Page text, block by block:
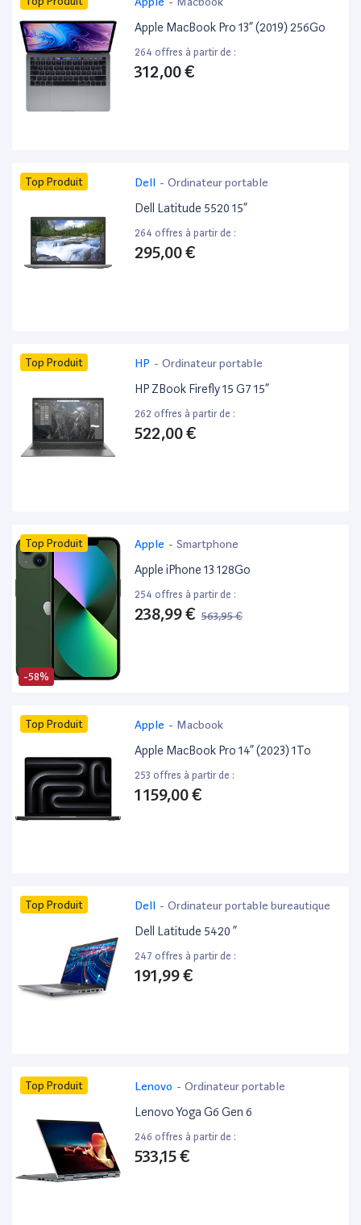
Apple MacBook Pro 13” (2019) 256Go
264 offres à partir de :
312,00 €
Top Produit Dell - Ordinateur portable
Dell Latitude 5520 15”
264 offres à partir de :
295,00 €
Top Produit HP - Ordinateur portable
HP ZBook Firefly 15 G7 15”
262 offres à partir de :
522,00 €
-58%
Top Produit Apple - Smartphone
Apple iPhone 13 128Go
254 offres à partir de :
238,99 € 563,95 €
Top Produit Apple - Macbook
Apple MacBook Pro 14” (2023) 1To
253 offres à partir de :
1 159,00 €
Top Produit Dell - Ordinateur portable bureautique
Dell Latitude 5420 ”
247 offres à partir de :
191,99 €
Top Produit Lenovo - Ordinateur portable
Lenovo Yoga G6 Gen 6
246 offres à partir de :
533,15 €